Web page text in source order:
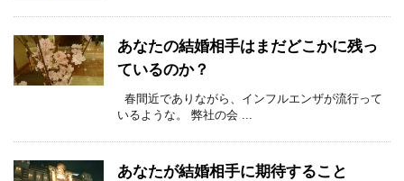
あなたの結婚相手はまだどこかに残っ
ているのか？
春間近でありながら、インフルエンザが流行って
いるような。 弊社の会 ...
あなたが結婚相手に期待すること